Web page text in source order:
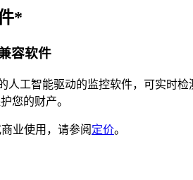
*
容软件
人工智能驱动的监控软件，可实时
您的财产。
业使用，请参阅 定价。